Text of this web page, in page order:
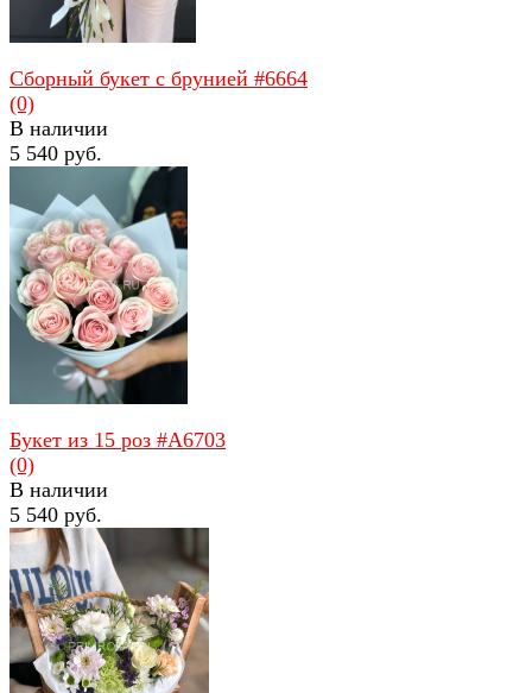
избранное сравнить
Сборный букет с брунией #6664
(0)
В наличии
5 540 руб.
избранное сравнить
Букет из 15 роз #А6703
(0)
В наличии
5 540 руб.